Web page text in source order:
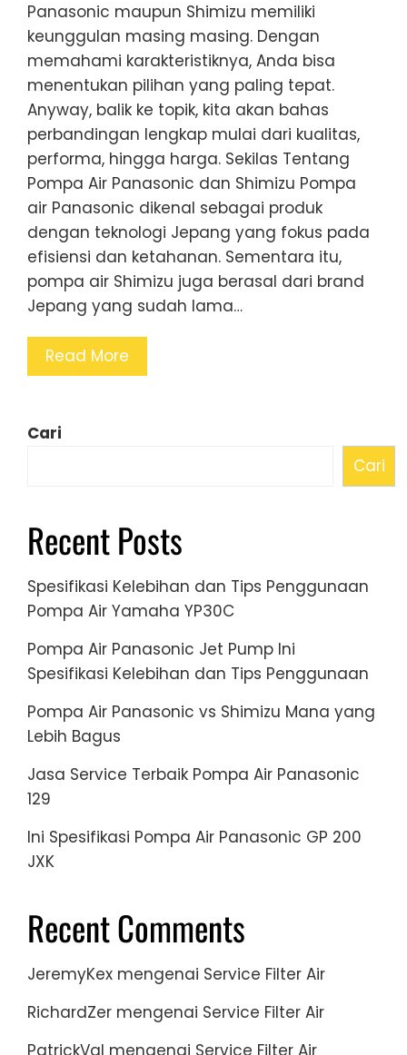
Panasonic maupun Shimizu memiliki
keunggulan masing masing. Dengan
memahami karakteristiknya, Anda bisa
menentukan pilihan yang paling tepat.
Anyway, balik ke topik, kita akan bahas
perbandingan lengkap mulai dari kualitas,
performa, hingga harga. Sekilas Tentang
Pompa Air Panasonic dan Shimizu Pompa
air Panasonic dikenal sebagai produk
dengan teknologi Jepang yang fokus pada
efisiensi dan ketahanan. Sementara itu,
pompa air Shimizu juga berasal dari brand
Jepang yang sudah lama…
Read More
Cari
Cari
Recent Posts
Spesifikasi Kelebihan dan Tips Penggunaan
Pompa Air Yamaha YP30C
Pompa Air Panasonic Jet Pump Ini
Spesifikasi Kelebihan dan Tips Penggunaan
Pompa Air Panasonic vs Shimizu Mana yang
Lebih Bagus
Jasa Service Terbaik Pompa Air Panasonic
129
Ini Spesifikasi Pompa Air Panasonic GP 200
JXK
Recent Comments
JeremyKex mengenai Service Filter Air
RichardZer mengenai Service Filter Air